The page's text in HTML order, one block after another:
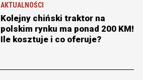
AKTUALNOŚCI
Kolejny chiński traktor na
polskim rynku ma ponad 200 KM!
Ile kosztuje i co oferuje?